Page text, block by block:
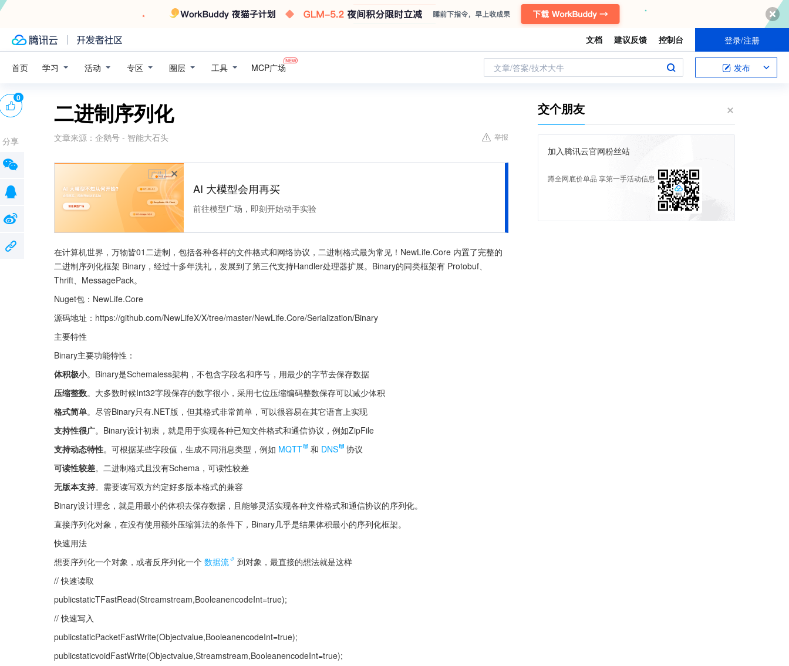
文档 建议反馈 控制台 登录/注册
首页 学习 活动 专区 圈层 工具 MCP广场 文章/答案/技术大牛 发布
二进制序列化
文章来源： 企鹅号 - 智能大石头 举报
广告
AI 大模型会用再买
前往模型广场，即刻开始动手实验
在计算机世界，万物皆01二进制，包括各种各样的文件格式和网络协议，二进制格式最为常见！NewLife.Core 内置了完整的
二进制序列化框架 Binary，经过十多年洗礼，发展到了第三代支持Handler处理器扩展。Binary的同类框架有 Protobuf、
Thrift、MessagePack。
Nuget包：NewLife.Core
源码地址：https://github.com/NewLifeX/X/tree/master/NewLife.Core/Serialization/Binary
主要特性
Binary主要功能特性：
体积极小。Binary是Schemaless架构，不包含字段名和序号，用最少的字节去保存数据
压缩整数。大多数时候Int32字段保存的数字很小，采用七位压缩编码整数保存可以减少体积
格式简单。尽管Binary只有.NET版，但其格式非常简单，可以很容易在其它语言上实现
支持性很广。Binary设计初衷，就是用于实现各种已知文件格式和通信协议，例如ZipFile
支持动态特性。可根据某些字段值，生成不同消息类型，例如 MQTT 和 DNS
协议
可读性较差。二进制格式且没有Schema，可读性较差
无版本支持。需要读写双方约定好多版本格式的兼容
Binary设计理念，就是用最小的体积去保存数据，且能够灵活实现各种文件格式和通信协议的序列化。
直接序列化对象，在没有使用额外压缩算法的条件下，Binary几乎是结果体积最小的序列化框架。
快速用法
想要序列化一个对象，或者反序列化一个 数据流
到对象，最直接的想法就是这样
// 快速读取
publicstaticTFastRead(Streamstream,BooleanencodeInt=true);
// 快速写入
publicstaticPacketFastWrite(Objectvalue,BooleanencodeInt=true);
publicstaticvoidFastWrite(Objectvalue,Streamstream,BooleanencodeInt=true);
0
分享
交个朋友
加入腾讯云官网粉丝站
蹲全网底价单品 享第一手活动信息